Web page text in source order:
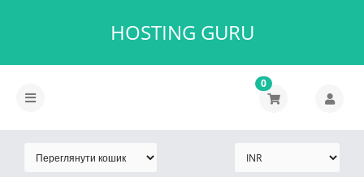
HOSTING GURU
0